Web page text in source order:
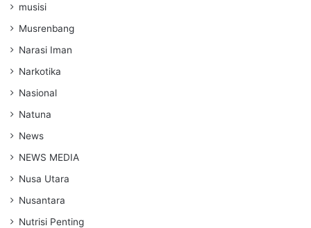
musisi
Musrenbang
Narasi Iman
Narkotika
Nasional
Natuna
News
NEWS MEDIA
Nusa Utara
Nusantara
Nutrisi Penting